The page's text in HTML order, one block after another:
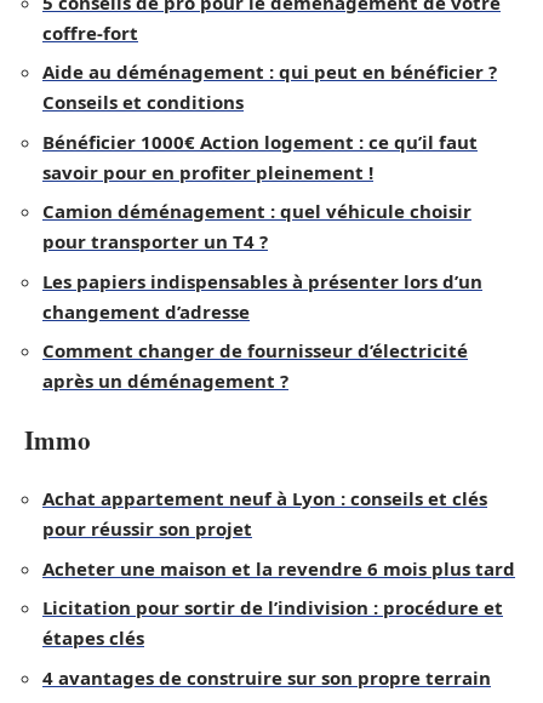
coffre-fort
Aide au déménagement : qui peut en bénéficier ?
Conseils et conditions
Bénéficier 1000€ Action logement : ce qu’il faut
savoir pour en profiter pleinement !
Camion déménagement : quel véhicule choisir
pour transporter un T4 ?
Les papiers indispensables à présenter lors d’un
changement d’adresse
Comment changer de fournisseur d’électricité
après un déménagement ?
Immo
Achat appartement neuf à Lyon : conseils et clés
pour réussir son projet
Acheter une maison et la revendre 6 mois plus tard
Licitation pour sortir de l’indivision : procédure et
étapes clés
4 avantages de construire sur son propre terrain